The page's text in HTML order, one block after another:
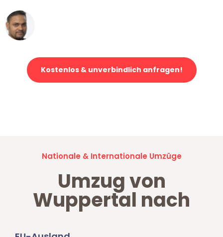
Kostenlos & unverbindlich anfragen!
Nationale & Internationale Umzüge
Umzug von
Wuppertal nach